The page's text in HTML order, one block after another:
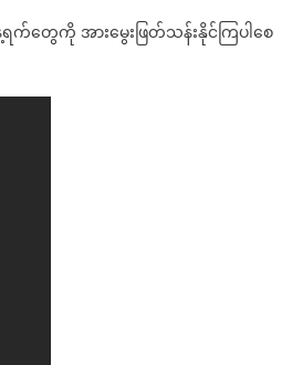
က်တွေကို အားမွေးဖြတ်သန်းနိုင်ကြပါစေ